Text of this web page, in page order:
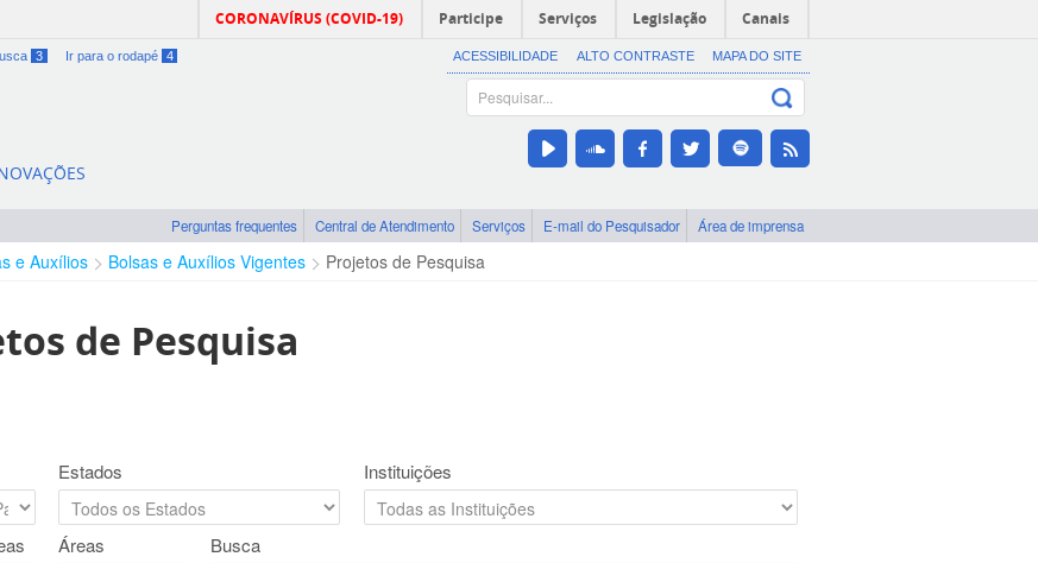
CORONAVÍRUS (COVID-19) Participe Serviços Legislação Canais
3 Ir para o rodapé 4 ACESSIBILIDADE ALTO CONTRASTE MAPA DO SITE
Perguntas frequentes Central de Atendimento Serviços E-mail do Pesquisador Área de imprensa
e Auxílios Bolsas e Auxílios Vigentes Projetos de Pesquisa
de Pesquisa
Estados Instituições
Áreas Busca